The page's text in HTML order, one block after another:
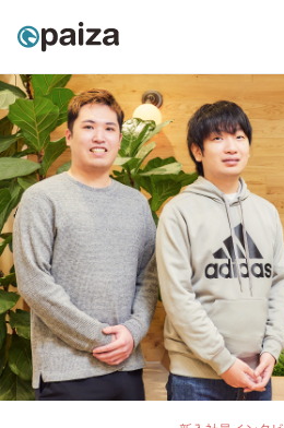
転職・キャリア
求人検索
インタビュー
転職成功ガイド
転職エージェント
未経験転職
求人検索
インタビュー
転職成功ガイド
新卒就活
求人検索
本選考
インターン
学習
講座一覧
問題集
スキルチェック
プログラミング言語
ゲーム・マンガ